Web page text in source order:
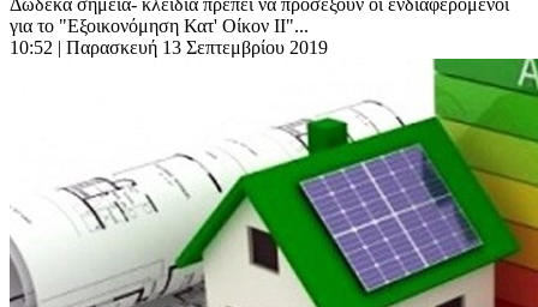
για το "Εξοικονόμηση Κατ' Οίκον ΙΙ"...
10:52 | Παρασκευή 13 Σεπτεμβρίου 2019